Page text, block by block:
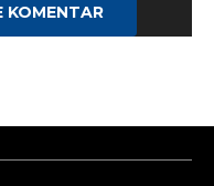
KOMENTAR